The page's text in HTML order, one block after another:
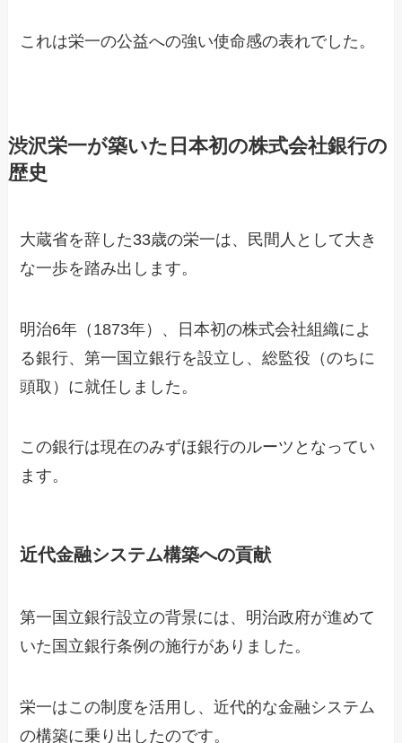
これは栄一の公益への強い使命感の表れでした。
渋沢栄一が築いた日本初の株式会社銀行の
歴史
大蔵省を辞した33歳の栄一は、民間人として大き
な一歩を踏み出します。
明治6年（1873年）、日本初の株式会社組織によ
る銀行、第一国立銀行を設立し、総監役（のちに
頭取）に就任しました。
この銀行は現在のみずほ銀行のルーツとなってい
ます。
近代金融システム構築への貢献
第一国立銀行設立の背景には、明治政府が進めて
いた国立銀行条例の施行がありました。
栄一はこの制度を活用し、近代的な金融システム
の構築に乗り出したのです。